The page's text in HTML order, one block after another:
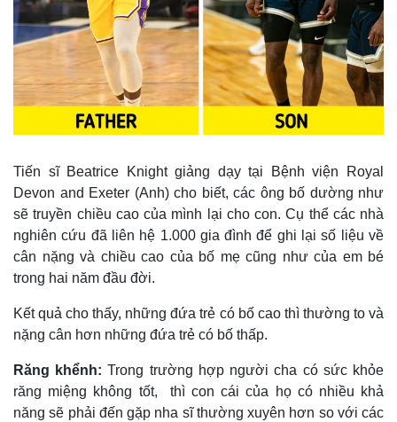
Thế giới
Hồ sơ
Multimedia
Infographic
Tiến sĩ Beatrice Knight giảng dạy tại Bệnh viện Royal
Devon and Exeter (Anh) cho biết, các ông bố dường như
sẽ truyền chiều cao của mình lại cho con. Cụ thể các nhà
nghiên cứu đã liên hệ 1.000 gia đình để ghi lại số liệu về
cân nặng và chiều cao của bố mẹ cũng như của em bé
trong hai năm đầu đời.
Kết quả cho thấy, những đứa trẻ có bố cao thì thường to và
nặng cân hơn những đứa trẻ có bố thấp.
Răng khểnh:Trong trường hợp người cha có sức khỏe
răng miệng không tốt, thì con cái của họ có nhiều khả
năng sẽ phải đến gặp nha sĩ thường xuyên hơn so với các